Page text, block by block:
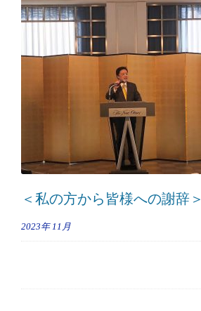
＜私の方から皆様への謝辞＞
2023年 11月